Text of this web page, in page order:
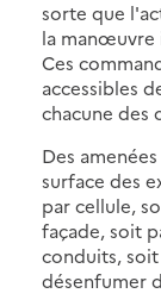
sorte que
la manœuvre
Ces
accessibles
chacune des
Des
surface des
par cellule,
façade, soit
conduits,
désenfumer